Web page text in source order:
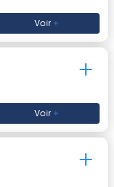
Voir+
Voir+